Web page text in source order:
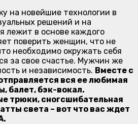
на новейшие технологии в
решений и на
лежит в основе каждого
поверить женщин, что не
необходимо окружать себя
за свое счастье. Мужчин же
и независимость. Вместе с
вся ее любимая
балет, бэк-вокал.
трюки, сногсшибательная
света – вот что вас ждет